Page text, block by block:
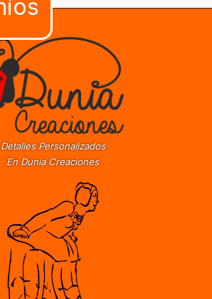
Detalles Personalizados
En Dunia Creaciones